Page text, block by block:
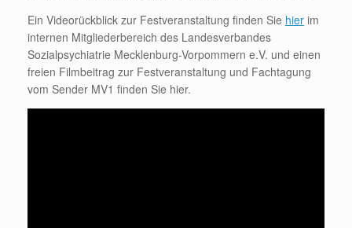
Ein Videorückblick zur Festveranstaltung finden Sie hier im
internen Mitgliederbereich des Landesverbandes
Sozialpsychiatrie Mecklenburg-Vorpommern e.V. und einen
freien Filmbeitrag zur Festveranstaltung und Fachtagung
vom Sender MV1 finden Sie hier.